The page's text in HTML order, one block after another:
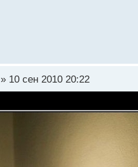
» 10 сен 2010 20:22